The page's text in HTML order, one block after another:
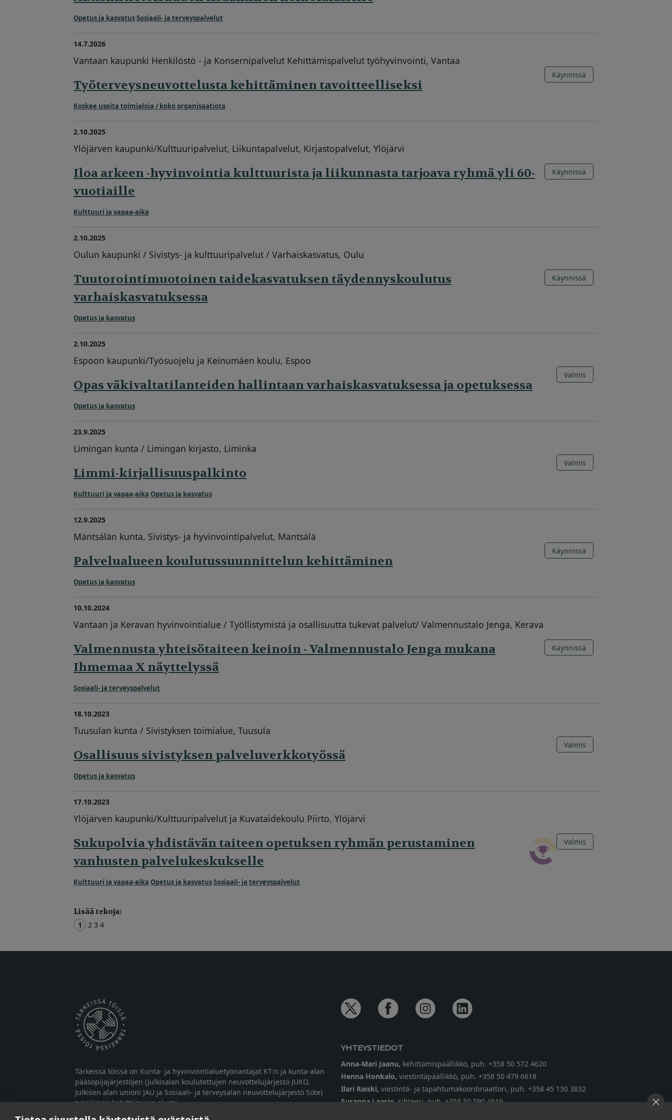
Opetus ja kasvatusSosiaali- ja terveyspalvelut
14.7.2026
Vantaan kaupunki Henkilöstö - ja Konsernipalvelut Kehittämispalvelut työhyvinvointi, Vantaa
Työterveysneuvottelusta kehittäminen tavoitteelliseksi
Koskee useita toimialoja / koko organisaatiota
Käynnissä
2.10.2025
Ylöjärven kaupunki/Kulttuuripalvelut, Liikuntapalvelut, Kirjastopalvelut, Ylöjärvi
Iloa arkeen -hyvinvointia kulttuurista ja liikunnasta tarjoava ryhmä yli 60-
vuotiaille
Kulttuuri ja vapaa-aika
Käynnissä
2.10.2025
Oulun kaupunki / Sivistys- ja kulttuuripalvelut / Varhaiskasvatus, Oulu
Tuutorointimuotoinen taidekasvatuksen täydennyskoulutus
varhaiskasvatuksessa
Opetus ja kasvatus
Käynnissä
2.10.2025
Espoon kaupunki/Työsuojelu ja Keinumäen koulu, Espoo
Opas väkivaltatilanteiden hallintaan varhaiskasvatuksessa ja opetuksessa
Opetus ja kasvatus
Valmis
23.9.2025
Limingan kunta / Limingan kirjasto, Liminka
Limmi-kirjallisuuspalkinto
Kulttuuri ja vapaa-aika Opetus ja kasvatus
Valmis
12.9.2025
Mäntsälän kunta, Sivistys- ja hyvinvointipalvelut, Mäntsälä
Palvelualueen koulutussuunnittelun kehittäminen
Opetus ja kasvatus
Käynnissä
10.10.2024
Vantaan ja Keravan hyvinvointialue / Työllistymistä ja osallisuutta tukevat palvelut/ Valmennustalo Jenga, Kerava
Valmennusta yhteisötaiteen keinoin - Valmennustalo Jenga mukana
Ihmemaa X näyttelyssä
Sosiaali- ja terveyspalvelut
Käynnissä
18.10.2023
Tuusulan kunta / Sivistyksen toimialue, Tuusula
Osallisuus sivistyksen palveluverkkotyössä
Opetus ja kasvatus
Valmis
17.10.2023
Ylöjärven kaupunki/Kulttuuripalvelut ja Kuvataidekoulu Piirto, Ylöjärvi
Sukupolvia yhdistävän taiteen opetuksen ryhmän perustaminen
vanhusten palvelukeskukselle
Kulttuuri ja vapaa-aika Opetus ja kasvatusSosiaali- ja terveyspalvelut
Valmis
Lisää tekoja:
1 2 3 4
Tärkeissä töissä on Kunta- ja hyvinvointialuetyönantajat KT:n ja kunta-alan
pääsopijajärjestöjen (Julkisalan koulutettujen neuvottelujärjestö JUKO,
Julkisen alan unioni JAU ja Sosiaali- ja terveysalan neuvottelujärjestö Sote)
työelämän kehittämisen alusta.
YHTEYSTIEDOT
Anna-Mari Jaanu, kehittämispäällikkö, puh. +358 50 572 4620
Henna Honkalo, viestintäpäällikkö, puh. +358 50 479 6618
Ilari Raiski, viestintä- ja tapahtumakoordinaattori, puh. +358 45 130 3832
Susanna Laasio, sihteeri,puh. +358 50 590 4619